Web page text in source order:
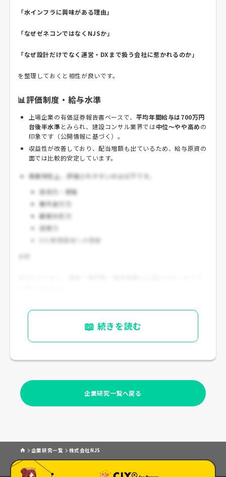
「水インフラに興味がある理由」
「なぜゼネコンではなくNJSか」
「なぜ設計だけでなく運営・DXまで扱う会社に惹かれるのか」
を整理しておくと相性が良いです。
📊評価制度・給与水準
上場企業の有価証券報告書ベースで、 平均年間給与は700万円
台後半水準とみられ、建設コンサル業界では中位～やや高めの
印象です（公開情報に基づく）。
収益性が改善しており、配当増額も出ているため、給与原資の
面では比較的安定しています。
事業特性上、評価されやすいのは以下です。
技術力・資格
案件遂行力
顧客対応力
提案力
DX/新規領域への貢献
特に技術士、RCCM、情報系スキル、データ分析・システム関連経
📖 続きを読む
企業研究一覧へ戻る
企業研究一覧 株式会社NJS